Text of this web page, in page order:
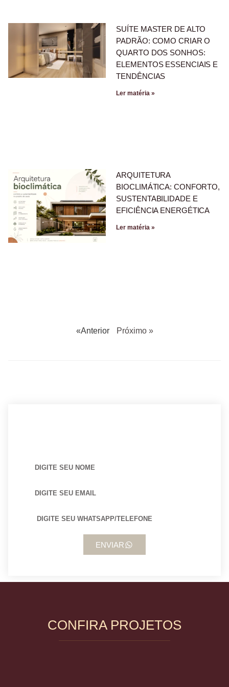
SUÍTE MASTER DE ALTO
PADRÃO: COMO CRIAR O
QUARTO DOS SONHOS:
ELEMENTOS ESSENCIAIS E
TENDÊNCIAS
Ler matéria »
ARQUITETURA
BIOCLIMÁTICA: CONFORTO,
SUSTENTABILIDADE E
EFICIÊNCIA ENERGÉTICA
Ler matéria »
«Anterior Próximo »
ENVIAR
CONFIRA PROJETOS